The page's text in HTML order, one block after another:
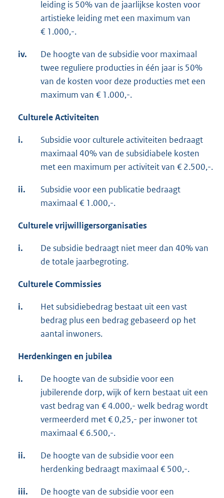
leiding is 50% van de jaarlijkse kosten voor
artistieke leiding met een maximum van
€ 1.000,-.
iv.
De hoogte van de subsidie voor maximaal
twee reguliere producties in één jaar is 50%
van de kosten voor deze producties met een
maximum van € 1.000,-.
Culturele Activiteiten
i.
Subsidie voor culturele activiteiten bedraagt
maximaal 40% van de subsidiabele kosten
met een maximum per activiteit van € 2.500,-.
ii.
Subsidie voor een publicatie bedraagt
maximaal € 1.000,-.
Culturele vrijwilligersorganisaties
i.
De subsidie bedraagt niet meer dan 40% van
de totale jaarbegroting.
Culturele Commissies
i.
Het subsidiebedrag bestaat uit een vast
bedrag plus een bedrag gebaseerd op het
aantal inwoners.
Herdenkingen en jubilea
i.
De hoogte van de subsidie voor een
jubilerende dorp, wijk of kern bestaat uit een
vast bedrag van € 4.000,- welk bedrag wordt
vermeerderd met € 0,25,- per inwoner tot
maximaal € 6.500,-.
ii.
De hoogte van de subsidie voor een
herdenking bedraagt maximaal € 500,-.
iii.
De hoogte van de subsidie voor een